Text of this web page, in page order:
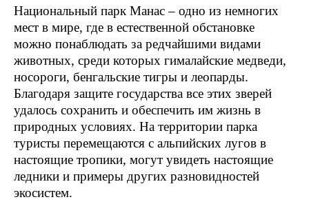
Национальный парк Манас – одно из немногих
мест в мире, где в естественной обстановке
можно понаблюдать за редчайшими видами
животных, среди которых гималайские медведи,
носороги, бенгальские тигры и леопарды.
Благодаря защите государства все этих зверей
удалось сохранить и обеспечить им жизнь в
природных условиях. На территории парка
туристы перемещаются с альпийских лугов в
настоящие тропики, могут увидеть настоящие
ледники и примеры других разновидностей
экосистем.